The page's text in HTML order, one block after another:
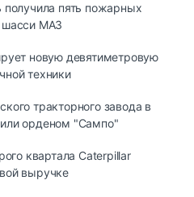
получила пять пожарных
шасси МАЗ
новую девятиметровую
техники
тракторного завода в
орденом "Сампо"
квартала Caterpillar
выручке